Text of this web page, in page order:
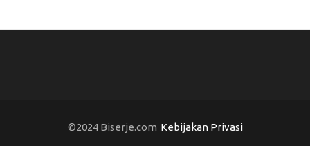
©2024 Biserje.com Kebijakan Privasi